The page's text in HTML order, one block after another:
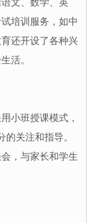
文、数学、英
培训服务，如中
还开设了各种兴
活。
小班授课模式，
关注和指导。
，与家长和学生